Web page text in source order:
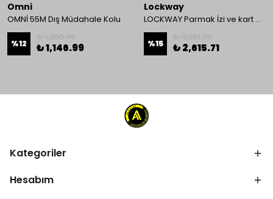
Omni
OMNİ 55M Dış Müdahale Kolu
%12 ₺ 1,146.99
Lockway
LOCKWAY Parmak İzi ve kart Okuyucu Kontrol Paneli
%15 ₺ 2,615.71
Kategoriler
Hesabım